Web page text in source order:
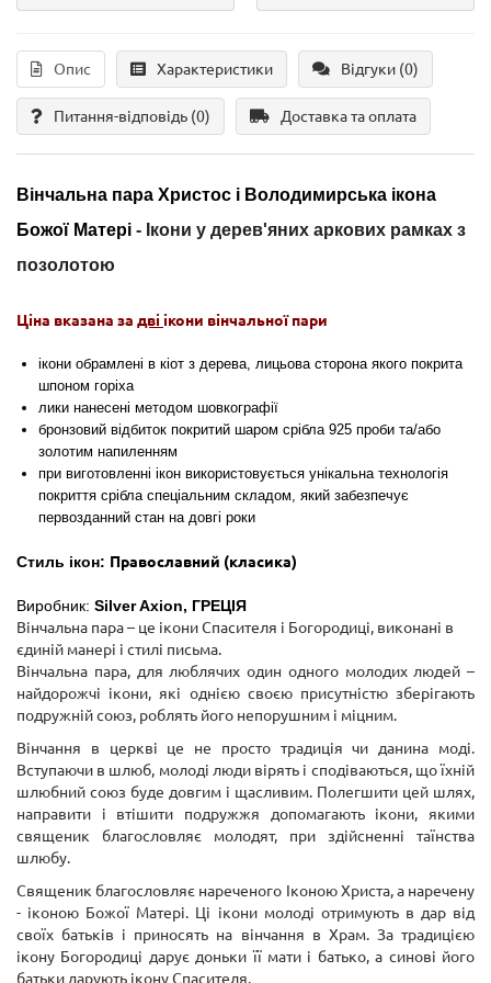
Опис Характеристики Відгуки (0)
Питання-відповідь (0) Доставка та оплата
Вінчальна пара Христос і Володимирська ікона
Божої Матері - Ікони у дерев'яних аркових рамках з
позолотою
Ціна вказана за дві ікони вінчальної пари
ікони обрамлені в кіот з дерева, лицьова сторона якого покрита
шпоном горіха
лики нанесені методом шовкографії
бронзовий відбиток покритий шаром срібла 925 проби та/або
золотим напиленням
при виготовленні ікон використовується унікальна технологія
покриття срібласпеціальним складом, який забезпечує
первозданний стан на довгі роки
Стиль ікон: Православний (класика)
Виробник: Silver Axion, ГРЕЦІЯ
Вінчальна пара – це ікони Спасителя і Богородиці, виконані в
єдиній манері і стилі письма.
Вінчальна пара, для люблячих один одного молодих людей –
найдорожчі ікони, які однією своєю присутністю зберігають
подружній союз, роблять його непорушним і міцним.
Вінчання в церкві це не просто традиція чи данина моді.
Вступаючи в шлюб, молоді люди вірять і сподіваються, що їхній
шлюбний союз буде довгим і щасливим. Полегшити цей шлях,
направити і втішити подружжя допомагають ікони, якими
священик благословляє молодят, при здійсненні таїнства
шлюбу.
Священик благословляє нареченого Іконою Христа, а наречену
- іконою Божої Матері. Ці ікони молоді отримують в дар від
своїх батьків і приносять на вінчання в Храм. За традицією
ікону Богородиці дарує доньки її мати і батько, а синові його
батьки дарують ікону Спасителя.